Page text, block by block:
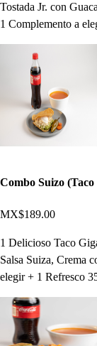
Tostada Jr. con
1 Complemento a
Combo Suizo
MX$189.00
1 Delicioso Taco
Salsa Suiza, Crema
elegir + 1 Refresco